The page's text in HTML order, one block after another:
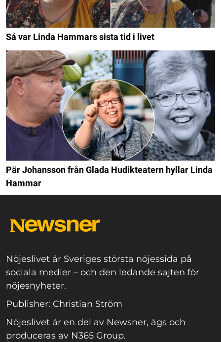
Så var Linda Hammars sista tid i livet
Pär Johansson från Glada Hudikteatern hyllar Linda
Hammar
Nöjeslivet är Sveriges största nöjessida på
sociala medier – och den ledande sajten för
nöjesnyheter.
Publisher: Christian Ström
Nöjeslivet är en del av Newsner, ägs och
produceras av N365 Group.